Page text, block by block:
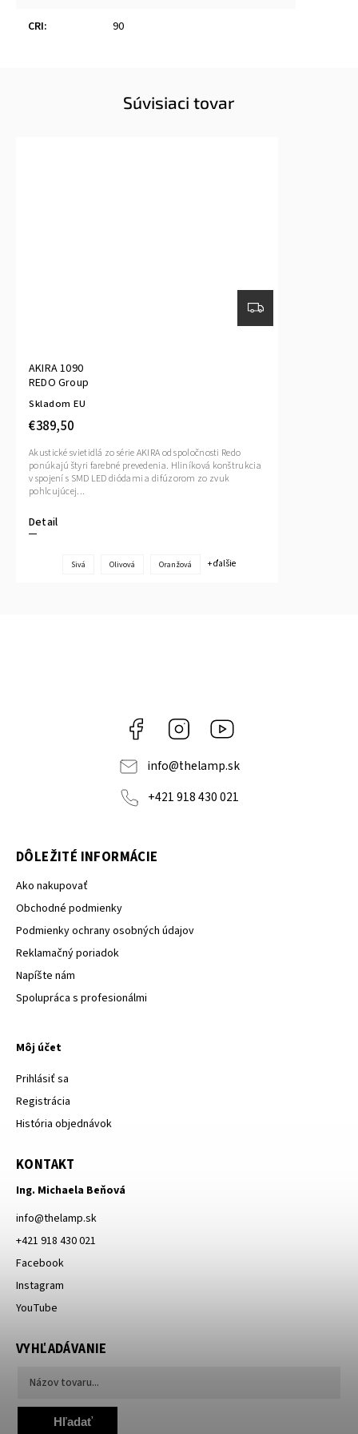
CRI: 90
Súvisiaci tovar
AKIRA 1090
REDO Group
Skladom EU
€389,50
Detail
Akustické svietidlá zo série AKIRA od spoločnosti Redo
ponúkajú štyri farebné prevedenia. Hliníková konštrukcia
v spojení s SMD LED diódami a difúzorom zo zvuk
pohlcujúcej...
Sivá Olivová Oranžová + ďalšie
Facebook Instagram
info@thelamp.sk
+421 918 430 021
DÔLEŽITÉ INFORMÁCIE
Ako nakupovať
Obchodné podmienky
Podmienky ochrany osobných údajov
Reklamačný poriadok
Napíšte nám
Spolupráca s profesionálmi
Môj účet
Prihlásiť sa
Registrácia
História objednávok
KONTAKT
Ing. Michaela Beňová
info@thelamp.sk
+421 918 430 021
Facebook
Instagram
YouTube
VYHĽADÁVANIE
Hľadať